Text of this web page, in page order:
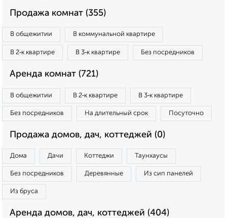
Продажа комнат (355)
В общежитии В коммунальной квартире
В 2‑к квартире В 3‑к квартире Без посредников
Аренда комнат (721)
В общежитии В 2‑к квартире В 3‑к квартире
Без посредников На длительный срок Посуточно
Продажа домов, дач, коттеджей (0)
Дома Дачи Коттеджи Таунхаусы
Без посредников Деревянные Из сип панелей
Из бруса
Аренда домов, дач, коттеджей (404)